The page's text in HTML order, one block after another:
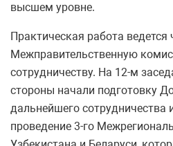
высшем уровне.
Практическая работа ведется
Межправительственную
сотрудничеству. На 12-м
стороны начали подготовку
дальнейшего сотрудничества
проведение 3-го